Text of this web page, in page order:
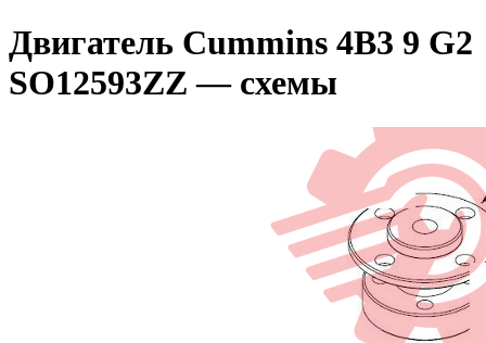
Двигатель Cummins 4B3 9 G2
SO12593ZZ — схемы